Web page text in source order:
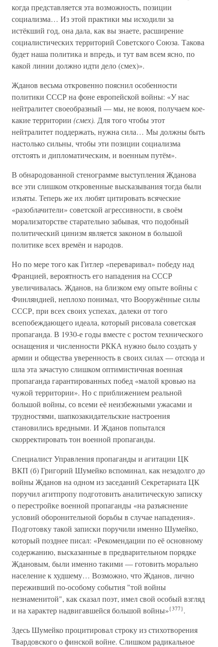
когда представляется эта возможность, позиции
социализма… Из этой практики мы исходили за
истёкший год, она дала, как вы знаете, расширение
социалистических территорий Советского Союза. Такова
будет наша политика и впредь, и тут вам всем ясно, по
какой линии должно идти дело (смех)».
Жданов весьма откровенно пояснил особенности
политики СССР на фоне европейской войны: «У нас
нейтралитет своеобразный — мы, не воюя, получаем кое-
какие территории (смех). Для того чтобы этот
нейтралитет поддержать, нужна сила… Мы должны быть
настолько сильны, чтобы эти позиции социализма
отстоять и дипломатическим, и военным путём».
В обнародованной стенограмме выступления Жданова
все эти слишком откровенные высказывания тогда были
изъяты. Теперь же их любят цитировать всяческие
«разоблачители» советской агрессивности, в своём
морализаторстве старательно забывая, что подобный
политический цинизм является законом в большой
политике всех времён и народов.
Но по мере того как Гитлер «переваривал» победу над
Францией, вероятность его нападения на СССР
увеличивалась. Жданов, на близком ему опыте войны с
Финляндией, неплохо понимал, что Вооружённые силы
СССР, при всех своих успехах, далеки от того
всепобеждающего идеала, который рисовала советская
пропаганда. В 1930-е годы вместе с ростом технического
оснащения и численности РККА нужно было создать у
армии и общества уверенность в своих силах — отсюда и
шла эта зачастую слишком оптимистичная военная
пропаганда гарантированных побед «малой кровью на
чужой территории». Но с приближением реальной
большой войны, со всеми её неизбежными ужасами и
трудностями, шапкозакидательские настроения
становились вредными. И Жданов попытался
скорректировать тон военной пропаганды.
Специалист Управления пропаганды и агитации ЦК
ВКП (б) Григорий Шумейко вспоминал, как незадолго до
войны Жданов на одном из заседаний Секретариата ЦК
поручил агитпропу подготовить аналитическую записку
о перестройке военной пропаганды «на разъяснение
условий оборонительной борьбы в случае нападения».
Подготовку такой записки поручили именно Шумейко,
который позднее писал: «Рекомендации по её основному
содержанию, высказанные в предварительном порядке
Ждановым, были именно такими — готовить морально
население к худшему… Возможно, что Жданов, лично
переживший по-особому события "той войны
незнаменитой", как сказал поэт, имел свой особый взгляд
и на характер надвигавшейся большой войны»{377}.
Здесь Шумейко процитировал строку из стихотворения
Твардовского о финской войне. Слишком радикальное